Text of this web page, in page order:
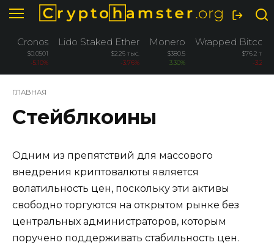
Перейти
содержанию
Cronos
$0.0501
-5.10%
Lido Staked Ether
$2.26 тыс.
-3.76%
Monero
$380.5
3.30%
Wrapped Bitcoin
$76.2 тыс.
-3.26%
ГЛАВНАЯ
Стейблкоины
Одним из препятствий для массового
внедрения криптовалюты является
волатильность цен, поскольку эти активы
свободно торгуются на открытом рынке без
центральных администраторов, которым
поручено поддерживать стабильность цен.